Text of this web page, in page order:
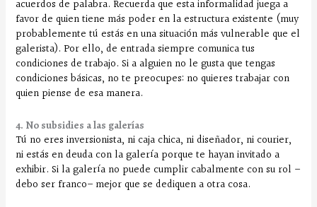
acuerdos de palabra. Recuerda que esta informalidad juega a
favor de quien tiene más poder en la estructura existente (muy
probablemente tú estás en una situación más vulnerable que el
galerista). Por ello, de entrada siempre comunica tus
condiciones de trabajo. Si a alguien no le gusta que tengas
condiciones básicas, no te preocupes: no quieres trabajar con
quien piense de esa manera.
4. No subsidies a las galerías
Tú no eres inversionista, ni caja chica, ni diseñador, ni courier,
ni estás en deuda con la galería porque te hayan invitado a
exhibir. Si la galería no puede cumplir cabalmente con su rol –
debo ser franco– mejor que se dediquen a otra cosa.